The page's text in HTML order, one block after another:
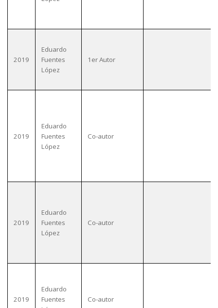
2019
Eduardo
Fuentes
López
1er Autor
2019
Eduardo
Fuentes
López
Co-autor
2019
Eduardo
Fuentes
López
Co-autor
2019
Eduardo
Fuentes
Co-autor